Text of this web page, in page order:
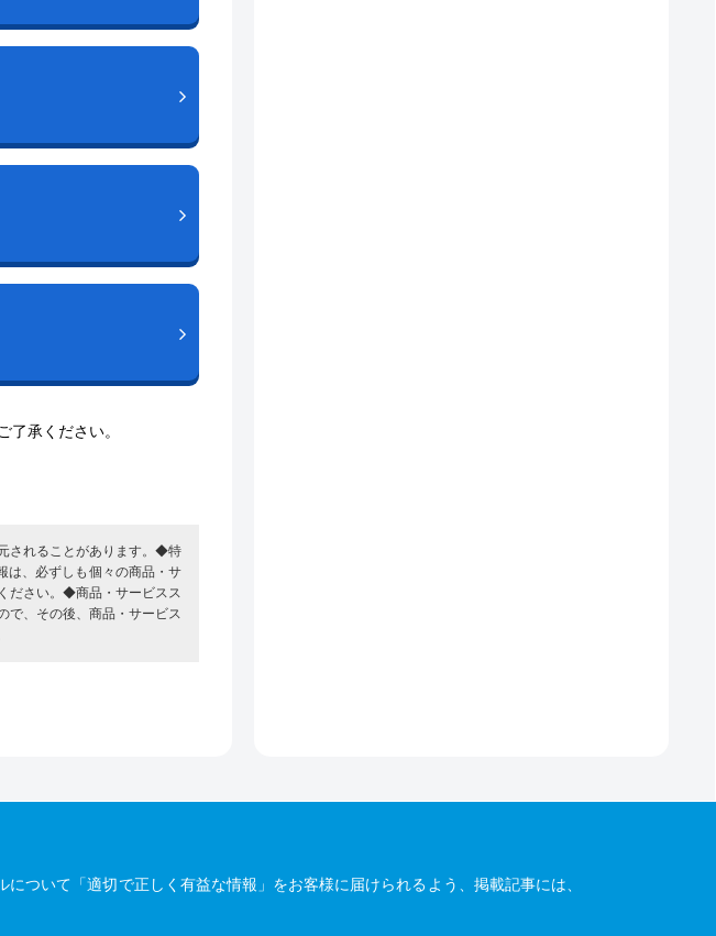
承ください。
されることがあります。◆特
は、必ずしも個々の商品・サ
ださい。◆商品・サービスス
で、その後、商品・サービス
ついて「適切で正しく有益な情報」をお客様に届けられるよう、掲載記事には、